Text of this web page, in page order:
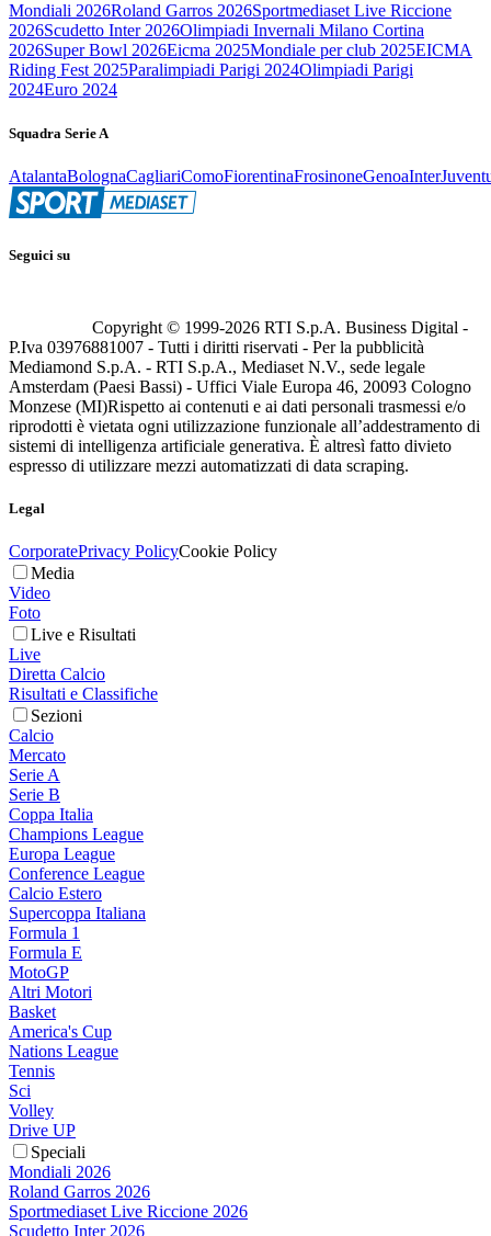
Mondiali 2026Roland Garros 2026Sportmediaset Live Riccione
2026Scudetto Inter 2026Olimpiadi Invernali Milano Cortina
2026Super Bowl 2026Eicma 2025Mondiale per club 2025EICMA
Riding Fest 2025Paralimpiadi Parigi 2024Olimpiadi Parigi
2024Euro 2024
Squadra Serie A
AtalantaBolognaCagliariComoFiorentinaFrosinoneGenoaInter
Seguici su
Copyright © 1999-2026 RTI S.p.A. Business Digital -
P.Iva 03976881007 - Tutti i diritti riservati - Per la pubblicità
Mediamond S.p.A. - RTI S.p.A., Mediaset N.V., sede legale
Amsterdam (Paesi Bassi) - Uffici Viale Europa 46, 20093 Cologno
Monzese (MI)Rispetto ai contenuti e ai dati personali trasmessi e/o
riprodotti è vietata ogni utilizzazione funzionale all’addestramento di
sistemi di intelligenza artificiale generativa. È altresì fatto divieto
espresso di utilizzare mezzi automatizzati di data scraping.
Legal
CorporatePrivacy PolicyCookie Policy
Media
Video
Foto
Live e Risultati
Live
Diretta Calcio
Risultati e Classifiche
Sezioni
Calcio
Mercato
Serie A
Serie B
Coppa Italia
Champions League
Europa League
Conference League
Calcio Estero
Supercoppa Italiana
Formula 1
Formula E
MotoGP
Altri Motori
Basket
America's Cup
Nations League
Tennis
Sci
Volley
Drive UP
Speciali
Mondiali 2026
Roland Garros 2026
Sportmediaset Live Riccione 2026
Scudetto Inter 2026